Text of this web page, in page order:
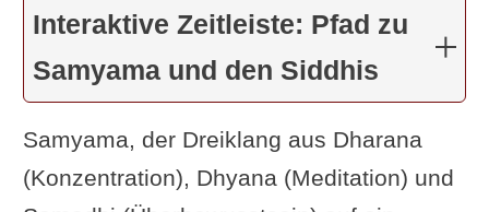
Interaktive Zeitleiste: Pfad zu
Samyama und den Siddhis
Samyama, der Dreiklang aus Dharana
(Konzentration), Dhyana (Meditation) und